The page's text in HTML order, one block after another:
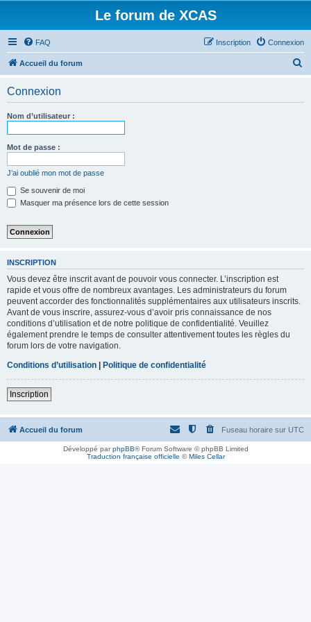
Le forum de XCAS
FAQ Connexion
Inscription
Accueil du forum
Connexion
Nom d’utilisateur :
Mot de passe :
J’ai oublié mon mot de passe
Se souvenir de moi
Masquer ma présence lors de cette session
INSCRIPTION
Vous devez être inscrit avant de pouvoir vous connecter. L’inscription est
rapide et vous offre de nombreux avantages. Les administrateurs du forum
peuvent accorder des fonctionnalités supplémentaires aux utilisateurs inscrits.
Avant de vous inscrire, assurez-vous d’avoir pris connaissance de nos
conditions d’utilisation et de notre politique de confidentialité. Veuillez
également prendre le temps de consulter attentivement toutes les règles du
forum lors de votre navigation.
Conditions d’utilisation | Politique de confidentialité
Inscription
Accueil du forum Fuseau horaire sur UTC
Développé parphpBB® Forum Software © phpBB Limited
Traduction française officielle ©Miles Cellar